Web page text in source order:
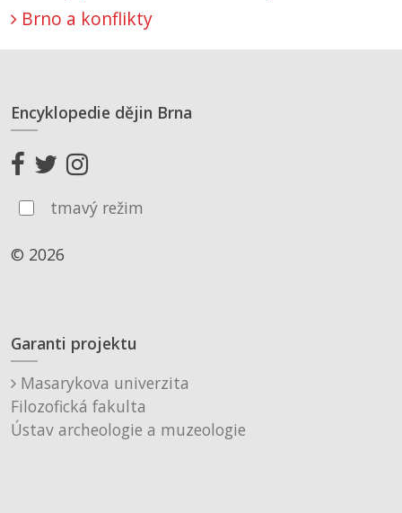
Brno a konflikty
Encyklopedie dějin Brna
tmavý režim
© 2026
Garanti projektu
Masarykova univerzita
Filozofická fakulta
Ústav archeologie a muzeologie